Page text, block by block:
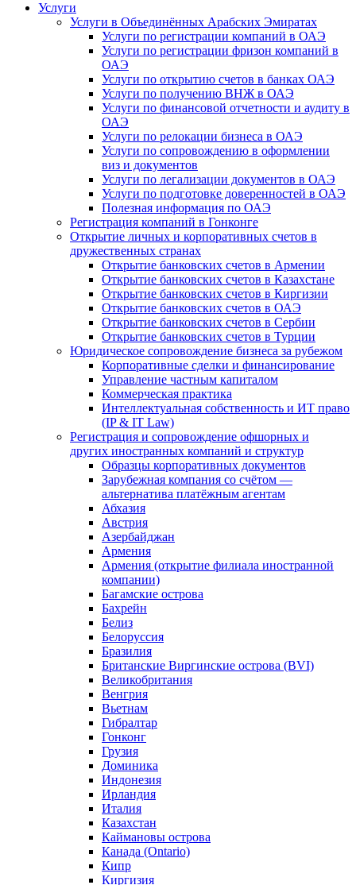
Услуги
Услуги в Объединённых Арабских Эмиратах
Услуги по регистрации компаний в ОАЭ
Услуги по регистрации фризон компаний в
ОАЭ
Услуги по открытию счетов в банках ОАЭ
Услуги по получению ВНЖ в ОАЭ
Услуги по финансовой отчетности и аудиту в
ОАЭ
Услуги по релокации бизнеса в ОАЭ
Услуги по сопровождению в оформлении
виз и документов
Услуги по легализации документов в ОАЭ
Услуги по подготовке доверенностей в ОАЭ
Полезная информация по ОАЭ
Регистрация компаний в Гонконге
Открытие личных и корпоративных счетов в
дружественных странах
Открытие банковских счетов в Армении
Открытие банковских счетов в Казахстане
Открытие банковских счетов в Киргизии
Открытие банковских счетов в ОАЭ
Открытие банковских счетов в Сербии
Открытие банковских счетов в Турции
Юридическое сопровождение бизнеса за рубежом
Корпоративные сделки и финансирование
Управление частным капиталом
Коммерческая практика
Интеллектуальная собственность и ИТ право
(IP & IT Law)
Регистрация и сопровождение офшорных и
других иностранных компаний и структур
Образцы корпоративных документов
Зарубежная компания со счётом —
альтернатива платёжным агентам
Абхазия
Австрия
Азербайджан
Армения
Армения (открытие филиала иностранной
компании)
Багамские острова
Бахрейн
Белиз
Белоруссия
Бразилия
Британские Виргинские острова (BVI)
Великобритания
Венгрия
Вьетнам
Гибралтар
Гонконг
Грузия
Доминика
Индонезия
Ирландия
Италия
Казахстан
Каймановы острова
Канада (Ontario)
Кипр
Киргизия